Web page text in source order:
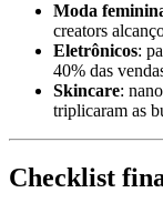
Moda
creators
Eletrônicos:
40% das
Skincare:
triplicaram as
Checklist